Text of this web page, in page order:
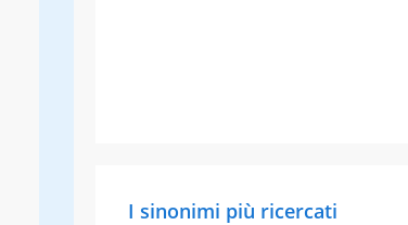
I sinonimi più ricercati